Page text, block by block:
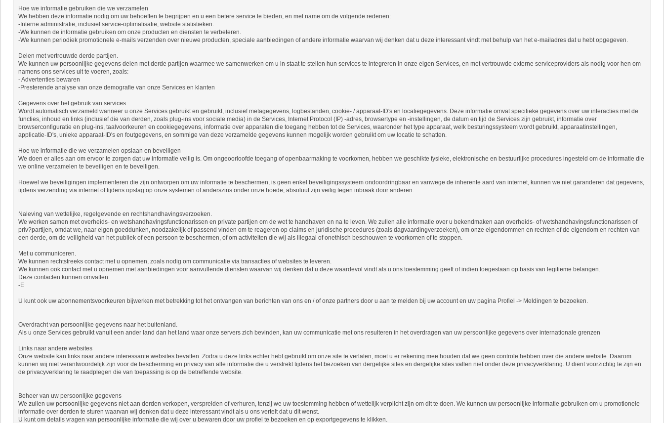
Hoe we informatie gebruiken die we verzamelen
We hebben deze informatie nodig om uw behoeften te begrijpen en u een betere service te bieden, en met name om de volgende redenen:
-Interne administratie, inclusief service-optimalisatie, website statistieken.
-We kunnen de informatie gebruiken om onze producten en diensten te verbeteren.
-We kunnen periodiek promotionele e-mails verzenden over nieuwe producten, speciale aanbiedingen of andere informatie waarvan wij denken dat u deze interessant vindt met behulp van het e-mailadres dat u hebt opgegeven.
Delen met vertrouwde derde partijen.
We kunnen uw persoonlijke gegevens delen met derde partijen waarmee we samenwerken om u in staat te stellen hun services te integreren in onze eigen Services, en met vertrouwde externe serviceproviders als nodig voor hen om
namens ons services uit te voeren, zoals:
- Advertenties bewaren
-Presterende analyse van onze demografie van onze Services en klanten
Gegevens over het gebruik van services
Wordt automatisch verzameld wanneer u onze Services gebruikt en gebruikt, inclusief metagegevens, logbestanden, cookie- / apparaat-ID's en locatiegegevens. Deze informatie omvat specifieke gegevens over uw interacties met de
functies, inhoud en links (inclusief die van derden, zoals plug-ins voor sociale media) in de Services, Internet Protocol (IP) -adres, browsertype en -instellingen, de datum en tijd de Services zijn gebruikt, informatie over
browserconfiguratie en plug-ins, taalvoorkeuren en cookiegegevens, informatie over apparaten die toegang hebben tot de Services, waaronder het type apparaat, welk besturingssysteem wordt gebruikt, apparaatinstellingen,
applicatie-ID's, unieke apparaat-ID's en foutgegevens, en sommige van deze verzamelde gegevens kunnen mogelijk worden gebruikt om uw locatie te schatten.
Hoe we informatie die we verzamelen opslaan en beveiligen
We doen er alles aan om ervoor te zorgen dat uw informatie veilig is. Om ongeoorloofde toegang of openbaarmaking te voorkomen, hebben we geschikte fysieke, elektronische en bestuurlijke procedures ingesteld om de informatie die
we online verzamelen te beveiligen en te beveiligen.
Hoewel we beveiligingen implementeren die zijn ontworpen om uw informatie te beschermen, is geen enkel beveiligingssysteem ondoordringbaar en vanwege de inherente aard van internet, kunnen we niet garanderen dat gegevens,
tijdens verzending via internet of tijdens opslag op onze systemen of anderszins onder onze hoede, absoluut zijn veilig tegen inbraak door anderen.
Naleving van wettelijke, regelgevende en rechtshandhavingsverzoeken.
We werken samen met overheids- en wetshandhavingsfunctionarissen en private partijen om de wet te handhaven en na te leven. We zullen alle informatie over u bekendmaken aan overheids- of wetshandhavingsfunctionarissen of
priv?partijen, omdat we, naar eigen goeddunken, noodzakelijk of passend vinden om te reageren op claims en juridische procedures (zoals dagvaardingverzoeken), om onze eigendommen en rechten of de eigendom en rechten van
een derde, om de veiligheid van het publiek of een persoon te beschermen, of om activiteiten die wij als illegaal of onethisch beschouwen te voorkomen of te stoppen.
Met u communiceren.
We kunnen rechtstreeks contact met u opnemen, zoals nodig om communicatie via transacties of websites te leveren.
We kunnen ook contact met u opnemen met aanbiedingen voor aanvullende diensten waarvan wij denken dat u deze waardevol vindt als u ons toestemming geeft of indien toegestaan ​​op basis van legitieme belangen.
Deze contacten kunnen omvatten:
-E
U kunt ook uw abonnementsvoorkeuren bijwerken met betrekking tot het ontvangen van berichten van ons en / of onze partners door u aan te melden bij uw account en uw pagina Profiel -> Meldingen te bezoeken.
Overdracht van persoonlijke gegevens naar het buitenland.
Als u onze Services gebruikt vanuit een ander land dan het land waar onze servers zich bevinden, kan uw communicatie met ons resulteren in het overdragen van uw persoonlijke gegevens over internationale grenzen
Links naar andere websites
Onze website kan links naar andere interessante websites bevatten. Zodra u deze links echter hebt gebruikt om onze site te verlaten, moet u er rekening mee houden dat we geen controle hebben over die andere website. Daarom
kunnen wij niet verantwoordelijk zijn voor de bescherming en privacy van alle informatie die u verstrekt tijdens het bezoeken van dergelijke sites en dergelijke sites vallen niet onder deze privacyverklaring. U dient voorzichtig te zijn en
de privacyverklaring te raadplegen die van toepassing is op de betreffende website.
Beheer van uw persoonlijke gegevens
We zullen uw persoonlijke gegevens niet aan derden verkopen, verspreiden of verhuren, tenzij we uw toestemming hebben of wettelijk verplicht zijn om dit te doen. We kunnen uw persoonlijke informatie gebruiken om u promotionele
informatie over derden te sturen waarvan wij denken dat u deze interessant vindt als u ons vertelt dat u dit wenst.
U kunt om details vragen van persoonlijke informatie die wij over u bewaren door uw profiel te bezoeken en op exportgegevens te klikken.